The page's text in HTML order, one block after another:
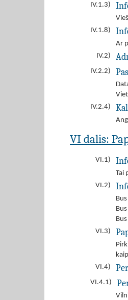
IV.1.3)
IV.1.8)
Ar
IV.2)
IV.2.2)
IV.2.4)
VI dalis:
VI.1)
Tai
VI.2)
VI.3)
VI.4)
VI.4.1)